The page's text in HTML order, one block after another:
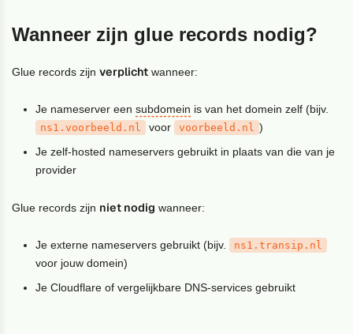
Wanneer zijn glue records nodig?
Glue records zijnverplicht wanneer:
Je nameserver eensubdomein is van het domein zelf (bijv.
ns1.voorbeeld.nl voor voorbeeld.nl
)
Je zelf-hosted nameservers gebruikt in plaats van die van je
provider
Glue records zijn niet nodig wanneer:
Je externe nameservers gebruikt (bijv. ns1.transip.nl
voor jouw domein)
Je Cloudflare of vergelijkbare DNS-services gebruikt